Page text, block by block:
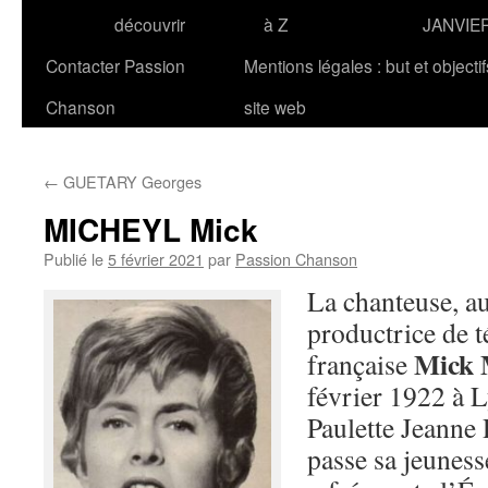
découvrir
à Z
Contacter Passion
Chanson
Mentions légales : but et
site web
← GUETARY Georges
MICHEYL Mick
Publié le5 février 2021 par Passion Chanson
La chanteuse,
productrice de
françaiseMick
février 1922 à
Paulette
passe sa